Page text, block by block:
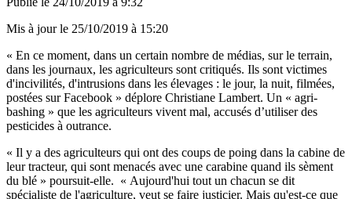
Mis à jour le 25/10/2019 à 15:20
« En ce moment, dans un certain nombre de médias, sur le terrain,
dans les journaux, les agriculteurs sont critiqués. Ils sont victimes
d'incivilités, d'intrusions dans les élevages : le jour, la nuit, filmées,
postées sur Facebook » déplore Christiane Lambert. Un « agri-
bashing » que les agriculteurs vivent mal, accusés d’utiliser des
pesticides à outrance.
« Il y a des agriculteurs qui ont des coups de poing dans la cabine de
leur tracteur, qui sont menacés avec une carabine quand ils sèment
du blé » poursuit-elle. « Aujourd'hui tout un chacun se dit
spécialiste de l'agriculture, veut se faire justicier. Mais qu'est-ce que